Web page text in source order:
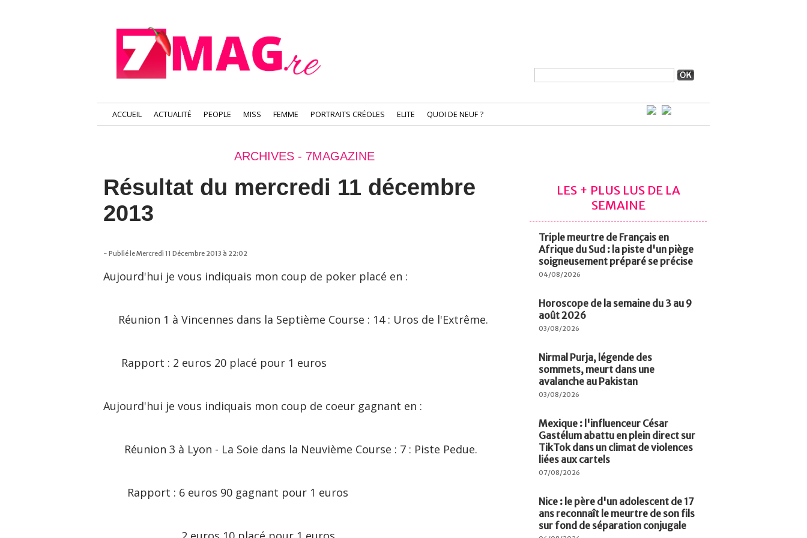
ACCUEIL ACTUALITÉ PEOPLE MISS FEMME PORTRAITS CRÉOLES ELITE QUOI DE NEUF ?
ARCHIVES - 7MAGAZINE
Résultat du mercredi 11 décembre
2013
- Publié le Mercredi 11 Décembre 2013 à 22:02
Aujourd'hui je vous indiquais mon coup de poker placé en :
Réunion 1 à Vincennes dans la Septième Course : 14 : Uros de l'Extrême.
Rapport : 2 euros 20 placé pour 1 euros
Aujourd'hui je vous indiquais mon coup de coeur gagnant en :
Réunion 3 à Lyon - La Soie dans la Neuvième Course : 7 : Piste Pedue.
Rapport : 6 euros 90 gagnant pour 1 euros
LES + PLUS LUS DE LA
SEMAINE
Triple meurtre de Français en
Afrique du Sud : la piste d'un piège
soigneusement préparé se précise
04/08/2026
Horoscope de la semaine du 3 au 9
août 2026
03/08/2026
Nirmal Purja, légende des
sommets, meurt dans une
avalanche au Pakistan
03/08/2026
Mexique : l'influenceur César
Gastélum abattu en plein direct sur
TikTok dans un climat de violences
liées aux cartels
07/08/2026
Nice : le père d'un adolescent de 17
ans reconnaît le meurtre de son fils
sur fond de séparation conjugale